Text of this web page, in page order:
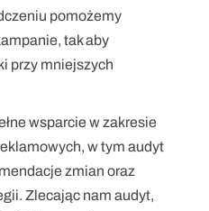
pomożemy
tak aby
przy mniejszych
wsparcie w zakresie
w tym audyt
zmian oraz
Zlecając nam audyt,